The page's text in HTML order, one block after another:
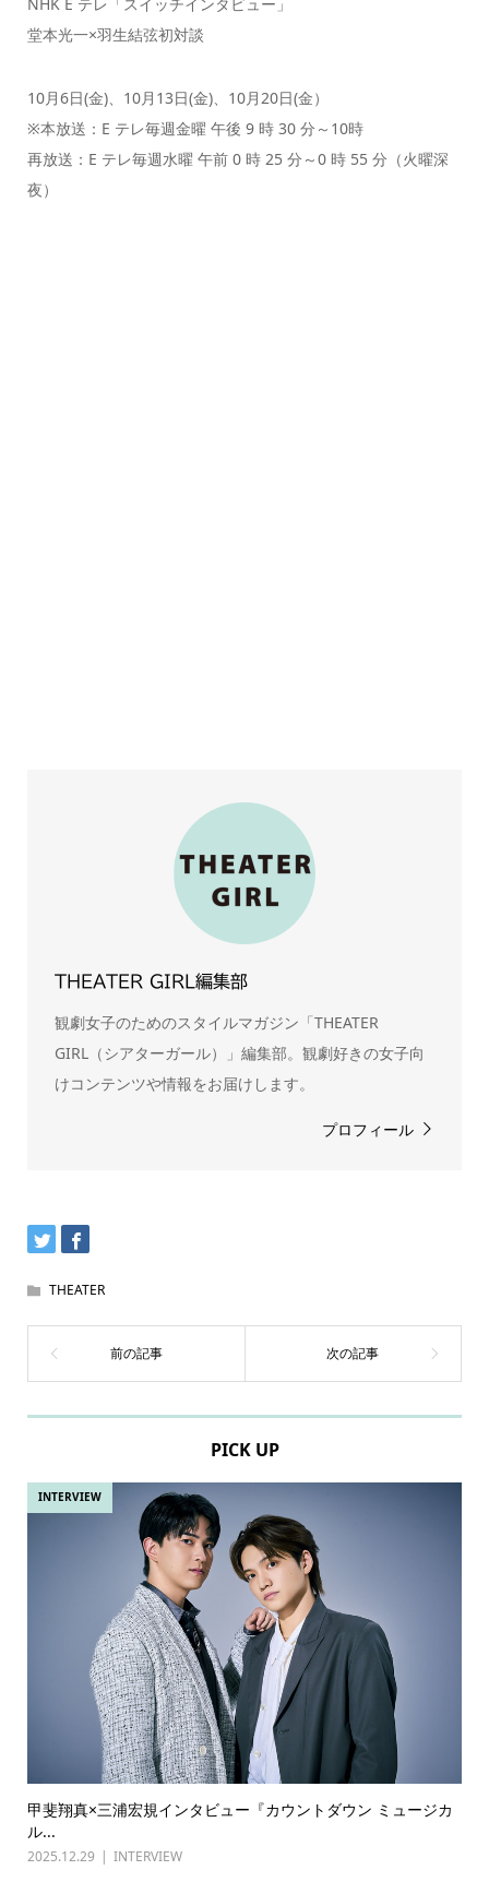
堂本光一×羽生結弦初対談
10月6日(金)、10月13日(金)、10月20日(金）
※本放送：E テレ毎週金曜 午後 9 時 30 分～10時
再放送：E テレ毎週水曜 午前 0 時 25 分～0 時 55 分（火曜深
夜）
THEATER GIRL編集部
観劇女子のためのスタイルマガジン「THEATER
GIRL（シアターガール）」編集部。観劇好きの女子向
けコンテンツや情報をお届けします。
プロフィール
THEATER
PICK UP
INTERVIEW
甲斐翔真×三浦宏規インタビュー『カウントダウン ミュージカ
ル...
2025.12.29 INTERVIEW